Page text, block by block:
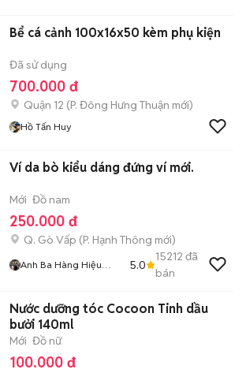
Bể cá cảnh 100x16x50 kèm phụ kiện
Đã sử dụng
700.000 đ
Quận 12 (P. Đông Hưng Thuận mới)
Hồ Tấn Huy
Ví da bò kiểu dáng đứng ví mới.
Mới Đồ nam
250.000 đ
Q. Gò Vấp (P. Hạnh Thông mới)
Anh Ba Hàng Hiệu
5.0
15212 đã
bán
Nước dưỡng tóc Cocoon Tinh dầu
bưởi 140ml
Mới Đồ nữ
100.000 đ